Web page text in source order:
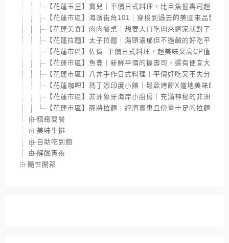
【花蓮玉里】寶兒｜平價日式料理，比目魚握壽司超好吃
【花蓮市區】海濱街角101｜穿梭到過去的美國來品嘗這
【花蓮美食】肉肉餐桌｜想要大口吃肉來這家就對了，
【花蓮拉麵】太子拉麵｜湯頭濃郁但不過鹹的好吃平價拉
【花蓮市區】佐賀–平價日式料理，超美味又高CP值的豐
【花蓮市區】魚豐｜新鮮平價的握壽司，還有便宜大碗的
【花蓮市區】八丼手作日式料理｜平價好吃又不失分量的
【花蓮咖哩】瑪丁娜印度小館｜鬆軟烤餅X道地美味的印
【花蓮市區】非洲象牙海岸小廚房｜充滿神秘的非洲特色
【花蓮市區】豚將拉麵｜經濟實惠且份量十足的拉麵
精緻簡餐
美味牛排
自助吃到飽
解饞宵夜
隨性開箱